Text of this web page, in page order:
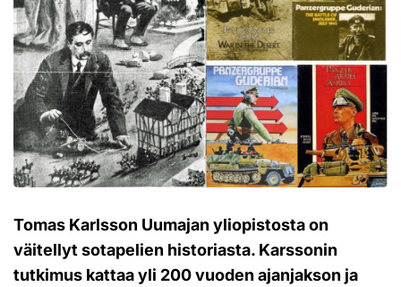
Tomas Karlsson Uumajan yliopistosta on
väitellyt sotapelien historiasta. Karssonin
tutkimus kattaa yli 200 vuoden ajanjakson ja